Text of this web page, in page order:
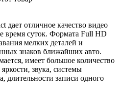
дает отличное качество видео
время суток. Формата Full HD
мелких деталей и
знаков ближайших авто.
имеет большое количество
звука, системы
длительности записи одного